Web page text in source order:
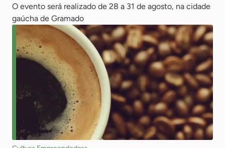
O evento será realizado de 28 a 31 de agosto, na cidade
gaúcha de Gramado